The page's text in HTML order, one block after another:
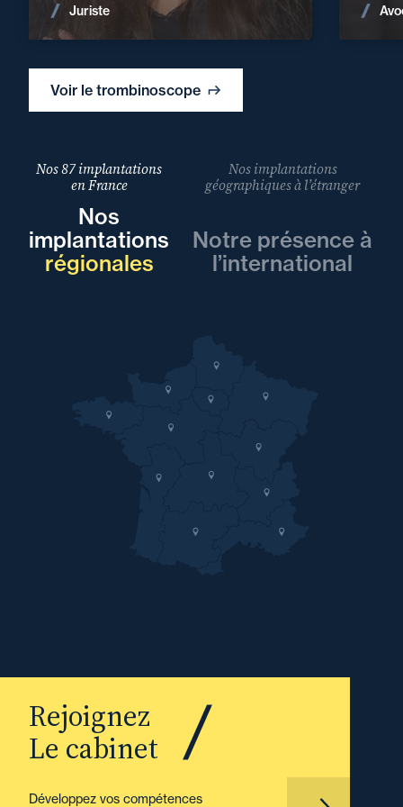
Voir le trombinoscope
Juriste Voir les actualités
Nos 87 implantations
en France
Nos
implantations
régionales
Nos implantations
géographiques à l’étranger
Notre présence à
l’international
Rejoignez
Le cabinet
Développez vos compétences